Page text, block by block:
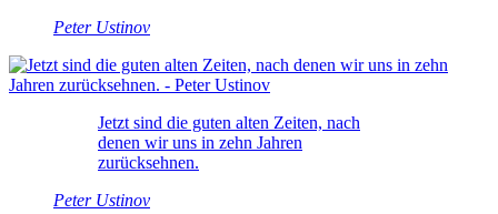
Peter Ustinov
Jetzt sind die guten alten Zeiten, nach
denen wir uns in zehn Jahren
zurücksehnen.
Peter Ustinov